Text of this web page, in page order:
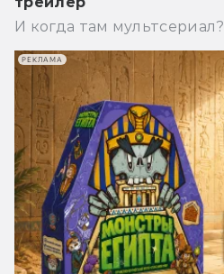
И когда там мультсериал?
РЕКЛАМА